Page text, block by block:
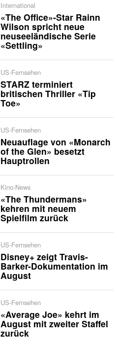
International
«The Office»-Star Rainn
Wilson spricht neue
neuseeländische Serie
«Settling»
US-Fernsehen
STARZ terminiert
britischen Thriller «Tip
Toe»
US-Fernsehen
Neuauflage von «Monarch
of the Glen» besetzt
Hauptrollen
Kino-News
«The Thundermans»
kehren mit neuem
Spielfilm zurück
US-Fernsehen
Disney+ zeigt Travis-
Barker-Dokumentation im
August
US-Fernsehen
«Average Joe» kehrt im
August mit zweiter Staffel
zurück